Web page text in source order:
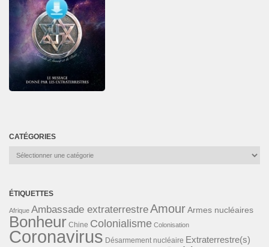
CATÉGORIES
Catégories
ÉTIQUETTES
Afrique Ambassade extraterrestreAmourArmes nucléaires
Bonheur Chine Colonialisme Colonisation
Coronavirus Désarmement nucléaire Extraterrestre(s)